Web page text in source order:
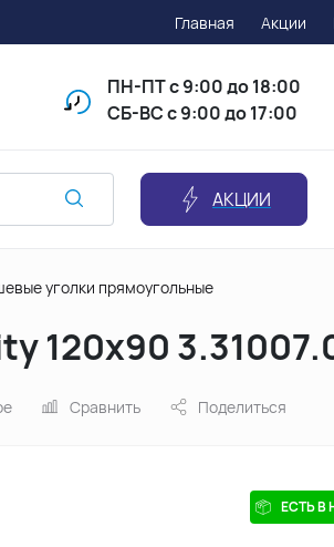
Главная Акции
ПН-ПТс 9:00 до 18:00
СБ-ВС с 9:00 до 17:00
АКЦИИ
уголки прямоугольные
120x90
Сравнить Поделиться
ЕСТЬ В